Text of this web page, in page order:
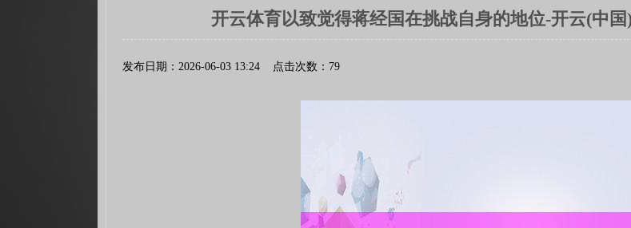
开云体育以致觉得蒋经国在挑战自身的地位-开云(中
发布日期：2026-06-03 13:24 点击次数：79